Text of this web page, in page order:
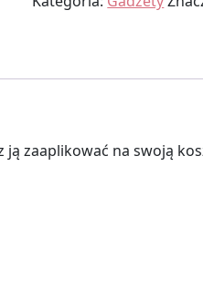
ją zaaplikować na swoją